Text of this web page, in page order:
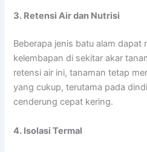
3. Retensi Air dan Nutrisi
Beberapa jenis batu alam dapat
kelembapan di sekitar akar
retensi air ini, tanaman tetap
yang cukup, terutama pada
cenderung cepat kering.
4. Isolasi Termal